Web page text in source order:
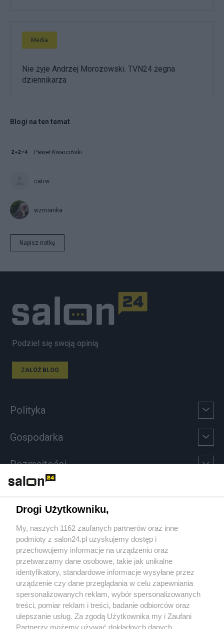
Media
Nie żyje Andrzej Morozowski. TVN24 żegna
dziennikarza
Blogi na ten temat
Paweł Kwarciński
catrw
wzmianka
Napisz notkę
Podziel się swoją opinią
ZAŁÓŻ BLOG
Polityka
Gospodarka
Rozmaitości
Sport
Społeczeństwo
Kultura
X Facebook Instagram Youtube
Drogi Użytkowniku,
My, naszych 1162 zaufanych partnerów oraz inne
podmioty z salon24.pl uzyskujemy dostęp i
przechowujemy informacje na urządzeniu oraz
przetwarzamy dane osobowe, takie jak unikalne
identyfikatory, standardowe informacje wysyłane przez
urządzenie czy dane przeglądania w celu zapewniania
spersonalizowanych reklam, wybór spersonalizowanych
treści, pomiar reklam i treści, badanie odbiorców oraz
ulepszanie usług. Za zgodą Użytkownika my i Zaufani
Partnerzy możemy używać dokładnych danych